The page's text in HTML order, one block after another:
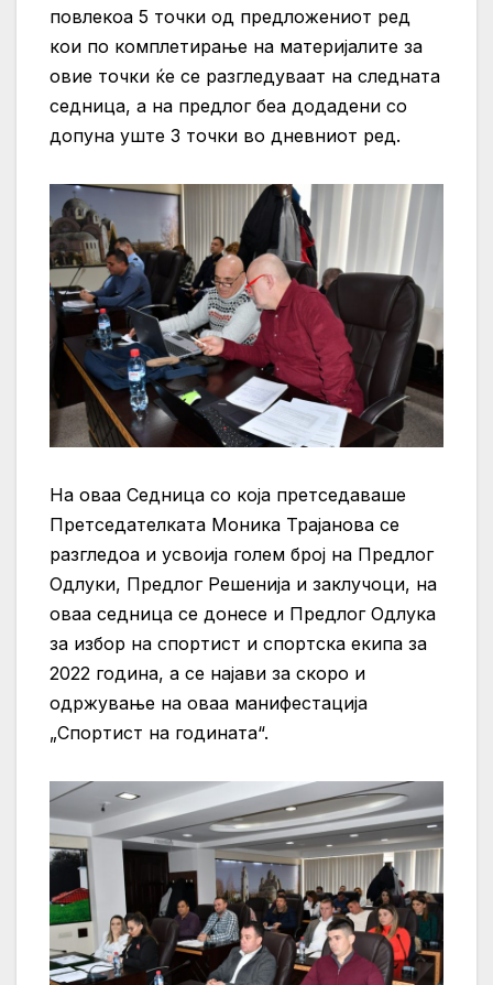
повлекоа 5 точки од предложениот ред
кои по комплетирање на материјалите за
овие точки ќе се разгледуваат на следната
седница, а на предлог беа додадени со
допуна уште 3 точки во дневниот ред.
На оваа Седница со која претседаваше
Претседателката Моника Трајанова се
разгледоа и усвоија голем број на Предлог
Одлуки, Предлог Решенија и заклучоци, на
оваа седница се донесе и Предлог Одлука
за избор на спортист и спортска екипа за
2022 година, а се најави за скоро и
одржување на оваа манифестација
„Спортист на годината“.